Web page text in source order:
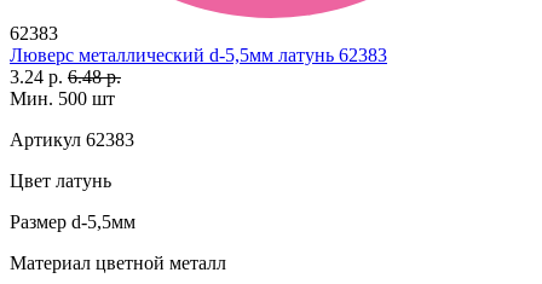
62383
Люверс металлический d-5,5мм латунь 62383
3.24 р. 6.48 р.
Мин. 500 шт
Артикул 62383
Цвет латунь
Размер d-5,5мм
Материал цветной металл